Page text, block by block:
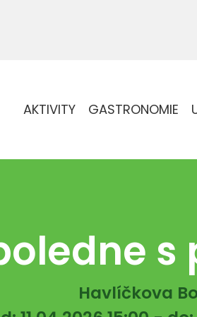
AKTIVITY GASTRONOMIE
s
Havlíčkova